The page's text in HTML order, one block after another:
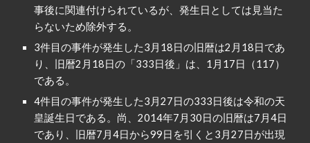
事後に関連付けられているが、発生日としては見当た
らないため除外する。
3件目の事件が発生した3月18日の旧暦は2月18日であ
り、旧暦2月18日の「333日後」は、1月17日（117）
である。
4件目の事件が発生した3月27日の333日後は令和の天
皇誕生日である。尚、2014年7月30日の旧暦は7月4日
であり、旧暦7月4日から99日を引くと3月27日が出現